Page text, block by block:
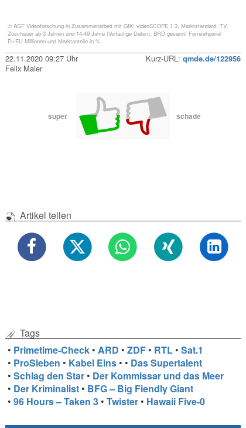
© AGF Videoforschung in Zusammenarbeit mit GfK; videoSCOPE 1.3, Marktstandard: TV.
Zuschauer ab 3 Jahren und 14-49 Jahre (Vorläufige Daten), BRD gesamt/ Fernsehpanel
D+EU Millionen und Marktanteile in %.
22.11.2020 09:27 Uhr Kurz-URL: qmde.de/122956
Felix Maier
super schade
Artikel teilen
Tags
• Primetime-Check •ARD •ZDF • RTL •Sat.1
• ProSieben • Kabel Eins • • Das Supertalent
•Schlag den Star • Der Kommissar und das Meer
• Der Kriminalist • BFG – Big Fiendly Giant
•96 Hours – Taken 3 •Twister • Hawaii Five-0